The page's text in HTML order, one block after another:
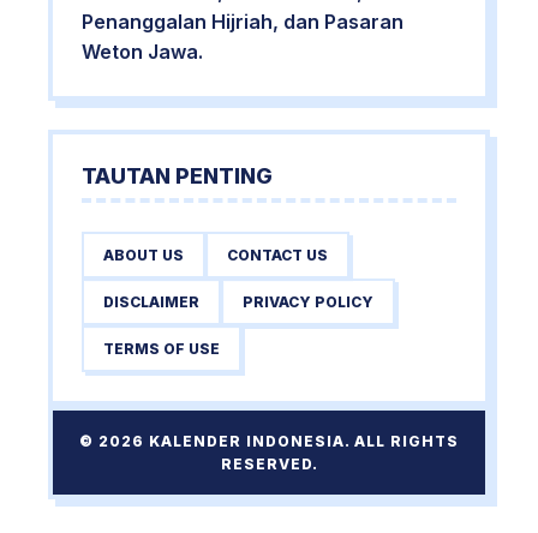
Penanggalan Hijriah, dan Pasaran
Weton Jawa.
TAUTAN PENTING
ABOUT US CONTACT US
DISCLAIMER PRIVACY POLICY
TERMS OF USE
© 2026 KALENDER INDONESIA. ALL RIGHTS
RESERVED.